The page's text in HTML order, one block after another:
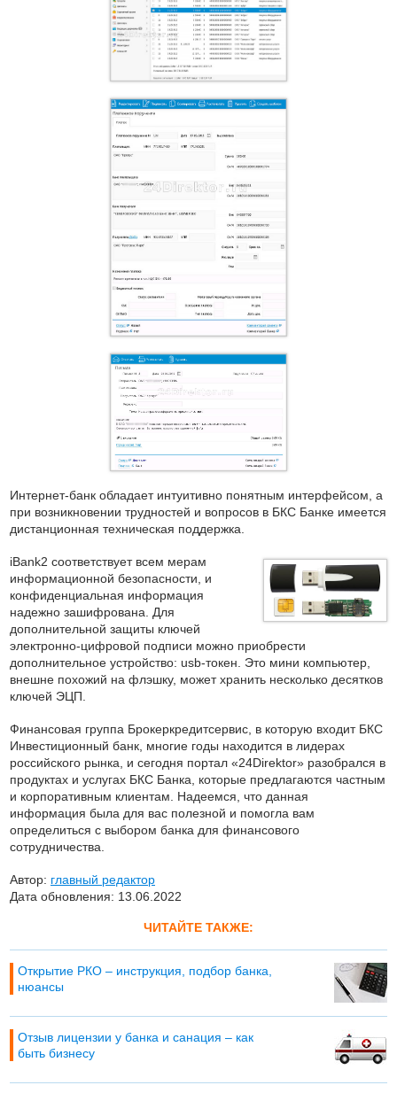
Интернет-банк обладает интуитивно понятным интерфейсом, а
при возникновении трудностей и вопросов в БКС Банке имеется
дистанционная техническая поддержка.
iBank2 соответствует всем мерам
информационной безопасности, и
конфиденциальная информация
надежно зашифрована. Для
дополнительной защиты ключей
электронно-цифровой подписи можно приобрести
дополнительное устройство: usb-токен. Это мини компьютер,
внешне похожий на флэшку, может хранить несколько десятков
ключей ЭЦП.
Финансовая группа Брокеркредитсервис, в которую входит БКС
Инвестиционный банк, многие годы находится в лидерах
российского рынка, и сегодня портал «24Direktor» разобрался в
продуктах и услугах БКС Банка, которые предлагаются частным
и корпоративным клиентам. Надеемся, что данная
информация была для вас полезной и помогла вам
определиться с выбором банка для финансового
сотрудничества.
Автор: главный редактор
Дата обновления: 13.06.2022
ЧИТАЙТЕ ТАКЖЕ:
Открытие РКО – инструкция, подбор банка,
нюансы
Отзыв лицензии у банка и санация – как
быть бизнесу